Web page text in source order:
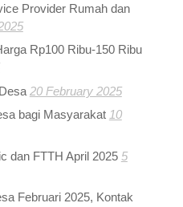
Provider Rumah dan
Rp100 Ribu-150 Ribu
20 February 2025
bagi Masyarakat 10
dan FTTH April 2025 5
Februari 2025, Kontak